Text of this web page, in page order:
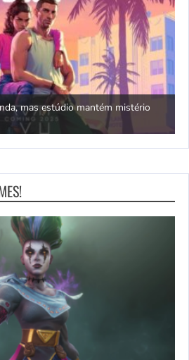
mas estúdio mantém mistério